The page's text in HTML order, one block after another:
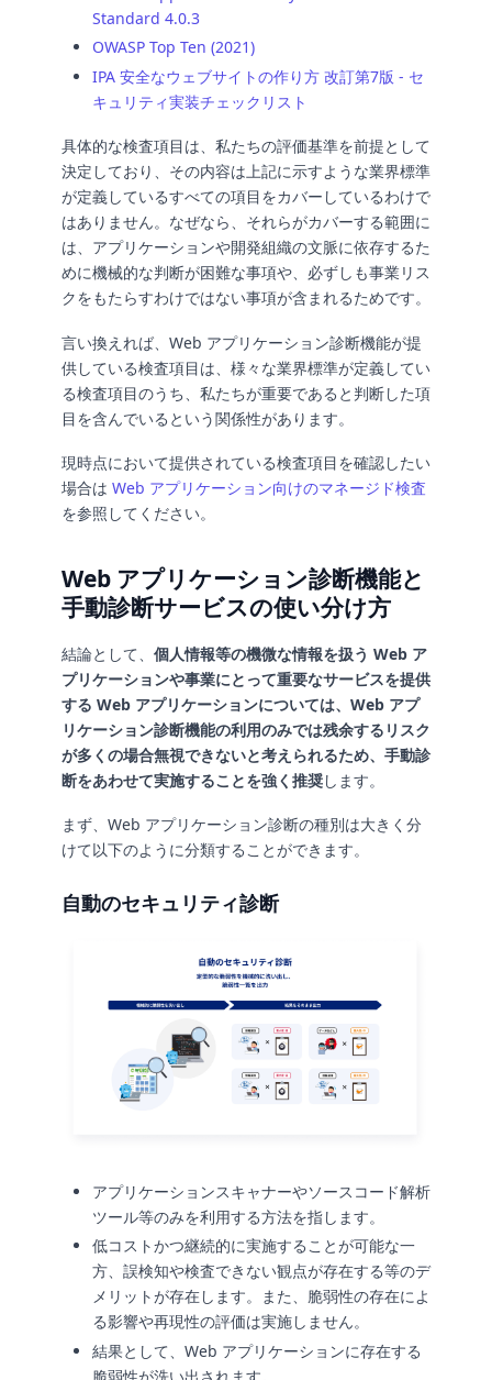
Standard 4.0.3
OWASP Top Ten (2021)
IPA 安全なウェブサイトの作り方 改訂第7版 - セ
キュリティ実装チェックリスト
具体的な検査項目は、私たちの評価基準を前提として
決定しており、その内容は上記に示すような業界標準
が定義しているすべての項目をカバーしているわけで
はありません。なぜなら、それらがカバーする範囲に
は、アプリケーションや開発組織の文脈に依存するた
めに機械的な判断が困難な事項や、必ずしも事業リス
クをもたらすわけではない事項が含まれるためです。
言い換えれば、Web アプリケーション診断機能が提
供している検査項目は、様々な業界標準が定義してい
る検査項目のうち、私たちが重要であると判断した項
目を含んでいるという関係性があります。
現時点において提供されている検査項目を確認したい
場合は Web アプリケーション向けのマネージド検査
を参照してください。
Web アプリケーション診断機能と
手動診断サービスの使い分け方
結論として、 個人情報等の機微な情報を扱う Web ア
プリケーションや事業にとって重要なサービスを提供
する Web アプリケーションについては、Web アプ
リケーション診断機能の利用のみでは残余するリスク
が多くの場合無視できないと考えられるため、手動診
断をあわせて実施することを強く推奨します。
まず、Web アプリケーション診断の種別は大きく分
けて以下のように分類することができます。
自動のセキュリティ診断
アプリケーションスキャナーやソースコード解析
ツール等のみを利用する方法を指します。
低コストかつ継続的に実施することが可能な一
方、誤検知や検査できない観点が存在する等のデ
メリットが存在します。また、脆弱性の存在によ
る影響や再現性の評価は実施しません。
結果として、Web アプリケーションに存在する
脆弱性が洗い出されます。